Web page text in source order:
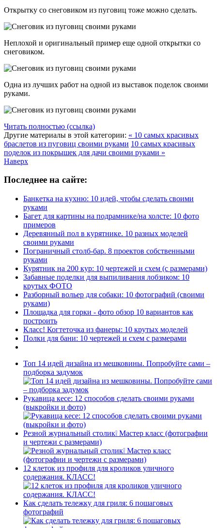
Открытку со снеговиком из пуговиц тоже можно сделать.
Неплохой и оригинальный пример еще одной открытки со
снеговиком.
Одна из лучших работ на одной из выставок поделок своими
руками.
Читать полностью (ссылка)
Другие материалы в этой категории: « 10 самых красивых
браслетов из пуговиц своими руками 10 самых красивых
поделок из покрышек для дачи своими руками »
Наверх
Последнее на сайте:
Банкетка на кухню: 10 идей, чтобы сделать своими
руками
Багет для картины на подрамнике/на холсте: 10 фото
примеров
Деревянный пол в курятнике. 10 разных моделей
своими руками
Пограничный столб-бар. 8 проектов собственными
руками
Курятник на 200 кур: 10 чертежей и схем (с размерами)
Забавные поделки для выпиливания лобзиком: 10
крутых ФОТО
Разборный вольер для собаки: 10 фотографий (своими
руками)
Площадка для горки - фото обзор 10 вариантов как
построить
Класс! Когтеточка из фанеры: 10 крутых моделей
Полки для бани: 10 чертежей и схем с размерами
Топ 14 идей дизайна из мешковины. Попробуйте сами –
подборка задумок
Рукавица кесе: 12 способов сделать своими руками
(выкройки и фото)
Резной журнальный столик❕ Мастер класс (фотографии
и чертежи с размерами)
12 клеток из профиля для кроликов уличного
содержания. КЛАСС!
Как сделать тележку для гриля: 6 пошаговых
фотографий